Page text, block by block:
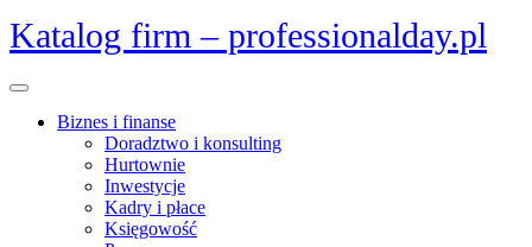
Skip
to
Katalog firm – professionalday.pl
Open
Biznes i finanse
Doradztwo i konsulting
Hurtownie
Inwestycje
Kadry i płace
Księgowość